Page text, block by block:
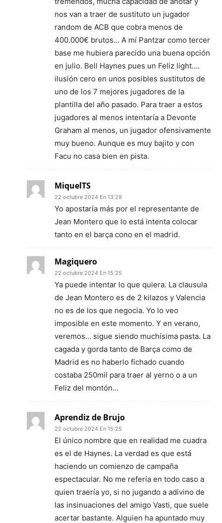
nos van a traer de sustituto un jugador
random de ACB que cobra menos de
400.000€ brutos… A mí Pantzar como tercer
base me hubiera parecido una buena opción
en julio. Bell Haynes pues un Feliz light….
ilusión cero en unos posibles sustitutos de
uno de los 7 mejores jugadores de la
plantilla del año pasado. Para traer a estos
jugadores al menos intentaría a Devonte
Graham al menos, un jugador ofensivamente
muy bueno. Aunque es muy bajito y con
Facu no casa bien en pista.
MiquelTS
22 octubre 2024 En 13:29
Yo apostaría más por el representante de
Jean Montero que lo está intenta colocar
tanto en el barça cono en el madrid.
Magiquero
22 octubre 2024 En 15:25
Ya puede intentar lo que quiera. La clausula
de Jean Montero es de 2 kilazos y Valencia
no es de los que negocia. Yo lo veo
imposible en este momento. Y en verano,
veremos… sigue siendo muchísima pasta. La
cagada y gorda tanto de Barça como de
Madrid es no haberlo fichado cuando
costaba 250mil para traer al yerno o a un
Feliz del montón…
Aprendiz de Brujo
22 octubre 2024 En 15:25
El único nombre que en realidad me cuadra
es el de Haynes. La verdad es que está
haciendo un comienzo de campaña
espectacular. No me refería en todo caso a
quien traería yo, si no jugando a adivino de
las insinuaciones del amigo Vasti, que suele
acertar bastante. Alguien ha apuntado muy